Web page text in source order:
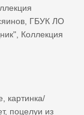
ГБУК ЛО
Коллекция
картинка/
, поцелуи из